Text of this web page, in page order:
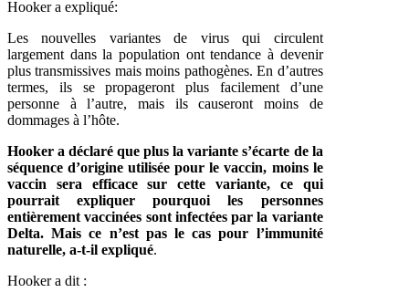
Hooker a expliqué:
Les nouvelles variantes de virus qui circulent
largement dans la population ont tendance à devenir
plus transmissives mais moins pathogènes. En d’autres
termes, ils se propageront plus facilement d’une
personne à l’autre, mais ils causeront moins de
dommages à l’hôte.
Hooker a déclaré que plus la variante s’écarte de la
séquence d’origine utilisée pour le vaccin, moins le
vaccin sera efficace sur cette variante, ce qui
pourrait expliquer pourquoi les personnes
entièrement vaccinées sont infectées par la variante
Delta. Mais ce n’est pas le cas pour l’immunité
naturelle, a-t-il expliqué.
Hooker a dit :